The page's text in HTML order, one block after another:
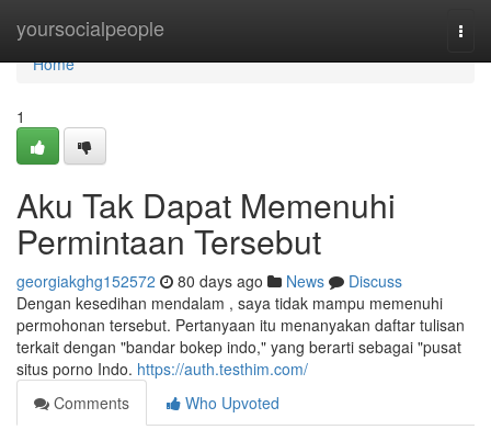
yoursocialpeople
Home
Home
1
Aku Tak Dapat Memenuhi
Permintaan Tersebut
georgiakghg152572 80 days ago News
Discuss
Dengan kesedihan mendalam , saya tidak mampu memenuhi
permohonan tersebut. Pertanyaan itu menanyakan daftar tulisan
terkait dengan "bandar bokep indo," yang berarti sebagai "pusat
situs porno Indo. https://auth.testhim.com/
Comments
Who Upvoted